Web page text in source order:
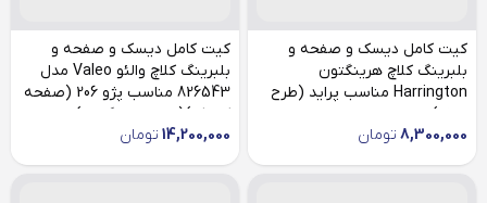
کیت کامل دیسک و صفحه و
بلبرینگ کلاچ هرینگتون
Harrington مناسب پراید (طرح
والئو)
8,300,000 تومان
کیت کامل دیسک و صفحه و
بلبرینگ کلاچ والئو Valeo مدل
826543 مناسب پژو 206 (صفحه
کوچک)(لیبل هرینگتون)
14,200,000 تومان